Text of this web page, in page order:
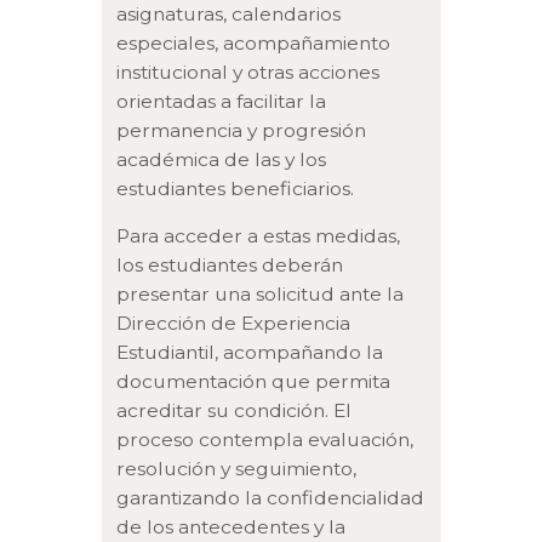
asignaturas, calendarios
especiales, acompañamiento
institucional y otras acciones
orientadas a facilitar la
permanencia y progresión
académica de las y los
estudiantes beneficiarios.
Para acceder a estas medidas,
los estudiantes deberán
presentar una solicitud ante la
Dirección de Experiencia
Estudiantil, acompañando la
documentación que permita
acreditar su condición. El
proceso contempla evaluación,
resolución y seguimiento,
garantizando la confidencialidad
de los antecedentes y la